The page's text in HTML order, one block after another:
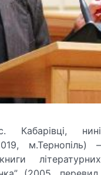
нині
м.Тернопіль) –
літературних